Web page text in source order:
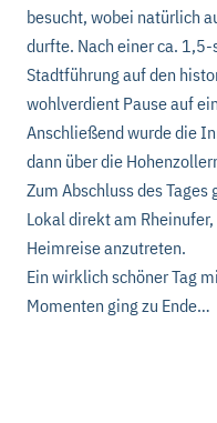
besucht, wobei natürlich
durfte. Nach einer ca.
Stadtführung auf den
wohlverdient Pause auf
Anschließend wurde die
dann über die
Zum Abschluss des
Lokal direkt am
Heimreise anzutreten.
Ein wirklich schöner Tag
Momenten ging zu Ende…